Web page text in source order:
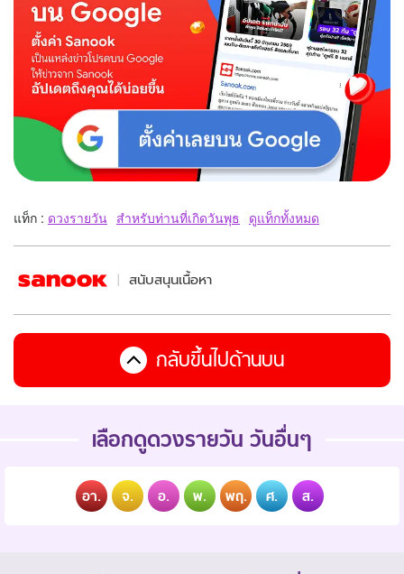
แท็ก : ดวงรายวัน สำหรับท่านที่เกิดวันพุธ ดูแท็กทั้งหมด
สนับสนุนเนื้อหา
กลับขึ้นไปด้านบน
เลือกดูดวงรายวัน วันอื่นๆ
อา. จ. อ. พ. พฤ. ศ. ส.